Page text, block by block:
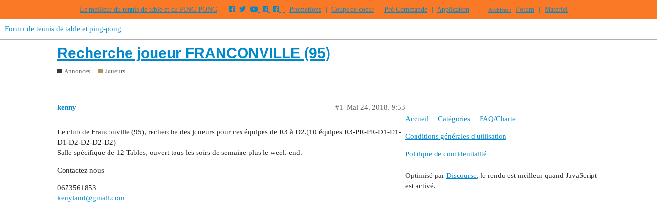
Le meilleur du tennis de table et du PING-PONG Promotions Coups de coeur Pré-Commande Application Archives : Forum Matériel
Forum de tennis de table et ping-pong
Recherche joueur FRANCONVILLE (95)
Annonces Joueurs
kenny Mai 24, 2018, 9:53
#1
Le club de Franconville (95), recherche des joueurs pour ces équipes de R3 à D2.(10 équipes R3-PR-PR-D1-D1-
D1-D2-D2-D2-D2)
Salle spécifique de 12 Tables, ouvert tous les soirs de semaine plus le week-end.
Contactez nous
0673561853
kenyland@gmail.com
Accueil Catégories FAQ/Charte
Conditions générales d'utilisation
Politique de confidentialité
Optimisé par Discourse, le rendu est meilleur quand JavaScript
est activé.